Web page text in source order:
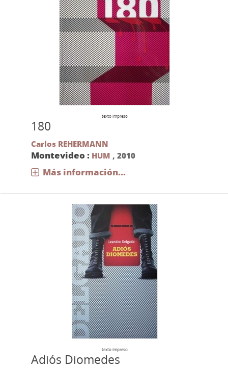
texto impreso
180
Carlos REHERMANN
Montevideo : HUM , 2010
Más información...
texto impreso
Adiós Diomedes